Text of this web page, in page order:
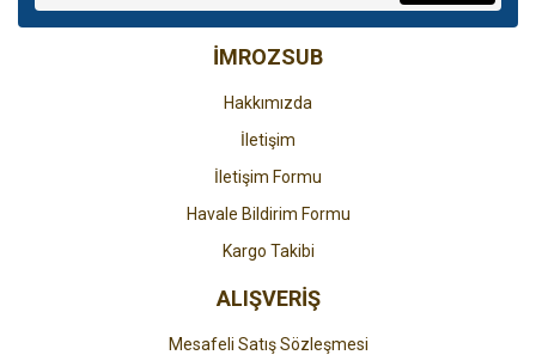
Ürün bilgilerinde hatalar bulunuyor.
Ürün fiyatı diğer sitelerden daha pahalı.
Gönder
İMROZSUB
Hakkımızda
İletişim
İletişim Formu
Havale Bildirim Formu
Kargo Takibi
ALIŞVERİŞ
Mesafeli Satış Sözleşmesi